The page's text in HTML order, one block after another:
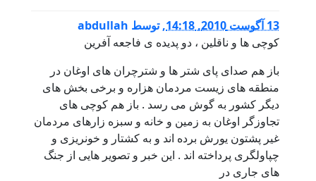
13 آگوست 2010, 14:18 ,توسط abdullah
کوچی ها و ناقلین ، دو پدیده ی فاجعه آفرین
باز هم صدای پای شتر ها و شترچران های اوغان در
منطقه های زیست مردمان هزاره و برخی بخش های
دیگر کشور به گوش می رسد . باز هم کوچی های
تجاوزگر اوغان به زمین و خانه و سبزه زارهای مردمان
غیر پشتون یورش برده اند و به کشتار و خونریزی و
چپاولگری پرداخته اند . این خبر و تصویر هایی از جنگ
های جاری در